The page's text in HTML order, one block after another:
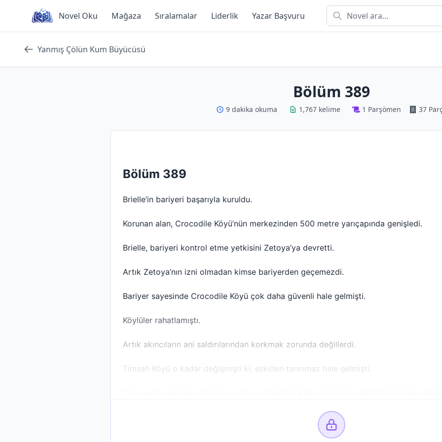
content
Novel Oku Mağaza Sıralamalar Liderlik Yazar Başvuru
Yanmış Çölün Kum Büyücüsü
Bölüm 389
9 dakika okuma 1,767 kelime 1 Parşömen 37
Bölüm 389
Brielle’in bariyeri başarıyla kuruldu.
Korunan alan, Crocodile Köyü’nün merkezinden 500 metre yarıçapında genişledi.
Brielle, bariyeri kontrol etme yetkisini Zetoya’ya devretti.
Artık Zetoya’nın izni olmadan kimse bariyerden geçemezdi.
Bariyer sayesinde Crocodile Köyü çok daha güvenli hale gelmişti.
Köylüler rahatlamıştı.
Artık akıncıların ani saldırılarından korkmak zorunda değillerdi.
Timsah Köyü o kadar değişmişti ki, eskiden tanınmaz hale gelmişti.